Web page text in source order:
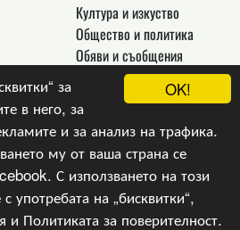
OK!
за
в него, за
и за анализ на трафика.
му от ваша страна се
С използването на този
употребата на „бисквитки“,
и Политиката за поверителност.
Култура и изкуство
Общество и политика
Обяви и съобщения
Новини
Други
v.1.0,Радио Русе, Уеб Дизайн и
:Гейт.БГ ЕООД